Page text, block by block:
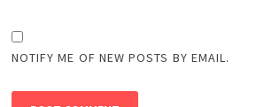
NOTIFY ME OF NEW POSTS BY EMAIL.